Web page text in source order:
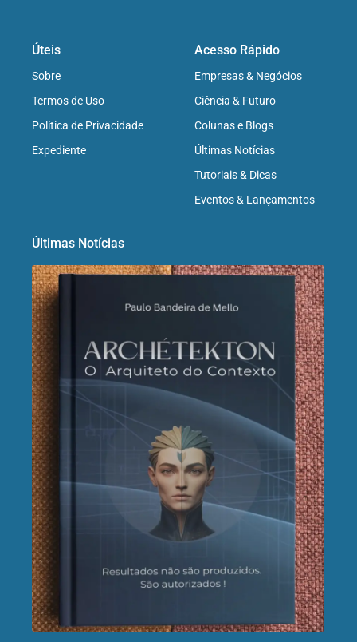
Úteis
Sobre
Termos de Uso
Política de Privacidade
Expediente
Acesso Rápido
Empresas & Negócios
Ciência & Futuro
Colunas e Blogs
Últimas Notícias
Tutoriais & Dicas
Eventos & Lançamentos
Últimas Notícias